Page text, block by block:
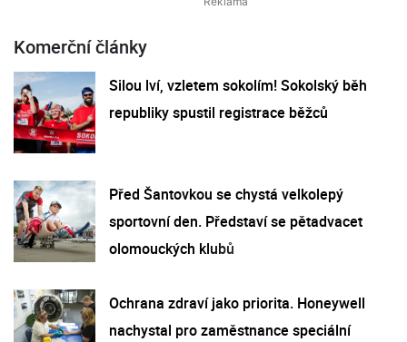
Komerční články
Silou lví, vzletem sokolím! Sokolský běh
republiky spustil registrace běžců
Před Šantovkou se chystá velkolepý
sportovní den. Představí se pětadvacet
olomouckých klubů
Ochrana zdraví jako priorita. Honeywell
nachystal pro zaměstnance speciální